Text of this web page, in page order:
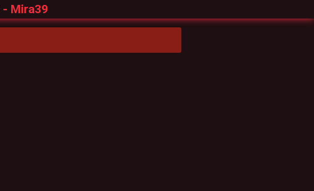
- Mira39